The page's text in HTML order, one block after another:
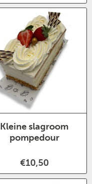
Kleine slagroom
pompedour
€10,50